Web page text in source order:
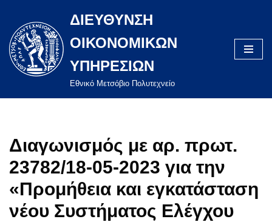
Μεταπηδήστε
στο
περιεχόμενο
ΔΙΕΥΘΥΝΣΗ
ΟΙΚΟΝΟΜΙΚΩΝ
ΥΠΗΡΕΣΙΩΝ
Eθνικό Μετσόβιο Πολυτεχνείο
Διαγωνισμός με αρ. πρωτ.
23782/18-05-2023 για την
«Προμήθεια και εγκατάσταση
νέου Συστήματος Ελέγχου